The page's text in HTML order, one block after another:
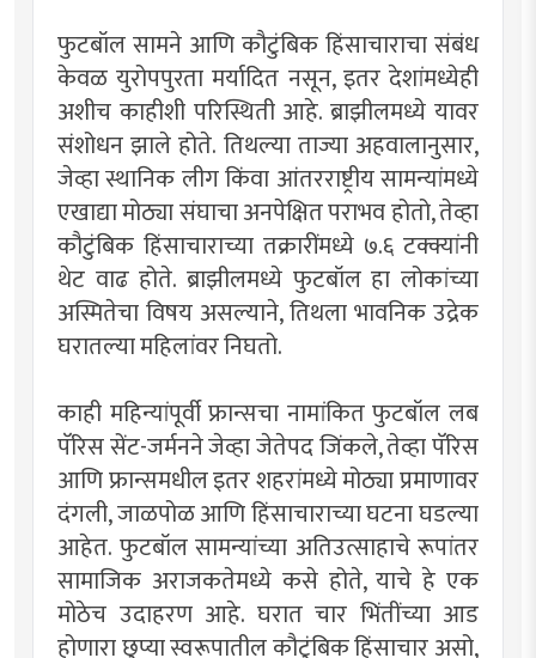
फुटबॉल सामने आणि कौटुंबिक हिंसाचाराचा संबंध
केवळ युरोपपुरता मर्यादित नसून, इतर देशांमध्येही
अशीच काहीशी परिस्थिती आहे. ब्राझीलमध्ये यावर
संशोधन झाले होते. तिथल्या ताज्या अहवालानुसार,
जेव्हा स्थानिक लीग किंवा आंतरराष्ट्रीय सामन्यांमध्ये
एखाद्या मोठ्या संघाचा अनपेक्षित पराभव होतो, तेव्हा
कौटुंबिक हिंसाचाराच्या तक्रारींमध्ये ७.६ टक्क्यांनी
थेट वाढ होते. ब्राझीलमध्ये फुटबॉल हा लोकांच्या
अस्मितेचा विषय असल्याने, तिथला भावनिक उद्रेक
घरातल्या महिलांवर निघतो.
काही महिन्यांपूर्वी फ्रान्सचा नामांकित फुटबॉल लब
पॅरिस सेंट-जर्मनने जेव्हा जेतेपद जिंकले, तेव्हा पॅरिस
आणि फ्रान्समधील इतर शहरांमध्ये मोठ्या प्रमाणावर
दंगली, जाळपोळ आणि हिंसाचाराच्या घटना घडल्या
आहेत. फुटबॉल सामन्यांच्या अतिउत्साहाचे रूपांतर
सामाजिक अराजकतेमध्ये कसे होते, याचे हे एक
मोठेच उदाहरण आहे. घरात चार भिंतींच्या आड
होणारा छुप्या स्वरूपातील कौटुंबिक हिंसाचार असो,